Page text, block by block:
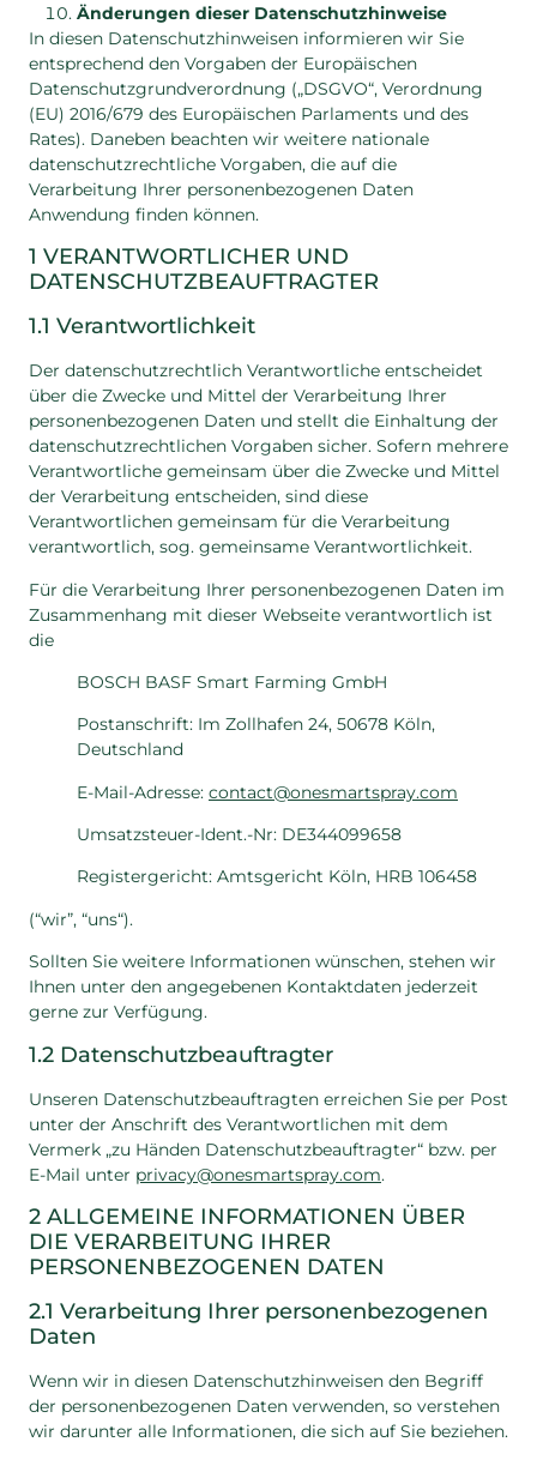
Änderungen dieser Datenschutzhinweise
In diesen Datenschutzhinweisen informieren wir Sie
entsprechend den Vorgaben der Europäischen
Datenschutzgrundverordnung („DSGVO“, Verordnung
(EU) 2016/679 des Europäischen Parlaments und des
Rates). Daneben beachten wir weitere nationale
datenschutzrechtliche Vorgaben, die auf die
Verarbeitung Ihrer personenbezogenen Daten
Anwendung finden können.
1 VERANTWORTLICHER UND
DATENSCHUTZBEAUFTRAGTER
1.1 Verantwortlichkeit
Der datenschutzrechtlich Verantwortliche entscheidet
über die Zwecke und Mittel der Verarbeitung Ihrer
personenbezogenen Daten und stellt die Einhaltung der
datenschutzrechtlichen Vorgaben sicher. Sofern mehrere
Verantwortliche gemeinsam über die Zwecke und Mittel
der Verarbeitung entscheiden, sind diese
Verantwortlichen gemeinsam für die Verarbeitung
verantwortlich, sog. gemeinsame Verantwortlichkeit.
Für die Verarbeitung Ihrer personenbezogenen Daten im
Zusammenhang mit dieser Webseite verantwortlich ist
die
BOSCH BASF Smart Farming GmbH
Postanschrift: Im Zollhafen 24, 50678 Köln,
Deutschland
E-Mail-Adresse: contact@onesmartspray.com
Umsatzsteuer-Ident.-Nr: DE344099658
Registergericht: Amtsgericht Köln, HRB 106458
(“wir”, “uns“).
Sollten Sie weitere Informationen wünschen, stehen wir
Ihnen unter den angegebenen Kontaktdaten jederzeit
gerne zur Verfügung.
1.2 Datenschutzbeauftragter
Unseren Datenschutzbeauftragten erreichen Sie per Post
unter der Anschrift des Verantwortlichen mit dem
Vermerk „zu Händen Datenschutzbeauftragter“ bzw. per
E-Mail unter privacy@onesmartspray.com.
2 ALLGEMEINE INFORMATIONEN ÜBER
DIE VERARBEITUNG IHRER
PERSONENBEZOGENEN DATEN
2.1 Verarbeitung Ihrer personenbezogenen
Daten
Wenn wir in diesen Datenschutzhinweisen den Begriff
der personenbezogenen Daten verwenden, so verstehen
wir darunter alle Informationen, die sich auf Sie beziehen.